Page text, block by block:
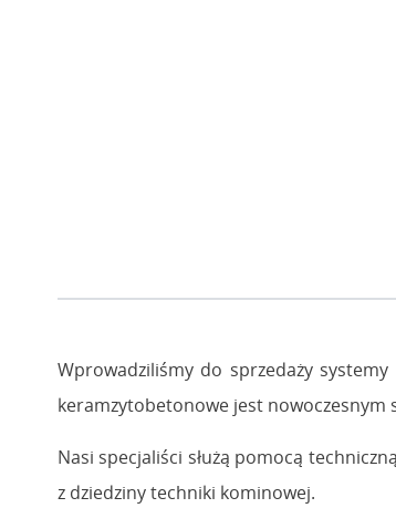
Wprowadziliśmy do sprzedaży
keramzytobetonowe jest
Nasi specjaliści służą pomocą
z dziedziny techniki kominowej.